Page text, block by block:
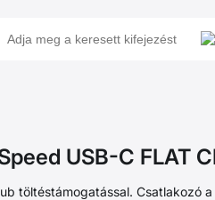
USB-C FLAT
töltéstámogatással. Csatlakozó